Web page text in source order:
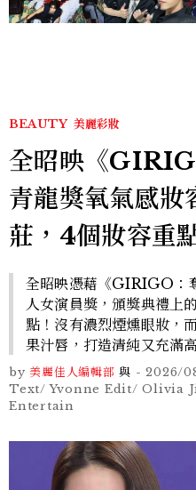
BEAUTY 美麗彩妝
全昭映《
青龍獎氧氣感妝
莊，4個妝容重
全昭映憑藉《GIRIGO：
人女演員獎，頒獎典禮上
點！沒有濃烈煙燻眼妝，
果汁唇，打造清純又充滿
by 美麗佳人編輯部 與 -2026/
Text/ Yvonne Edit/ Olivia
Entertain